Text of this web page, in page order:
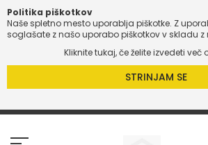
Politika piškotkov
Naše spletno mesto uporablja piškotke. Z
soglašate z našo uporabo piškotkov v skladu z
Kliknite tukaj, če želite izvedeti več
STRINJAM SE
Preskoči